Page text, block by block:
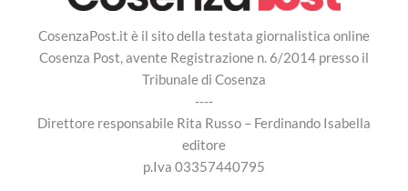
CosenzaPost.it è il sito della testata giornalistica online
Cosenza Post, avente Registrazione n. 6/2014 presso il
Tribunale di Cosenza
----
Direttore responsabile Rita Russo – Ferdinando Isabella
editore
p.Iva 03357440795